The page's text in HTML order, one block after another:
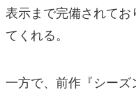
表示まで完備されて
てくれる。
一方で、前作『シー